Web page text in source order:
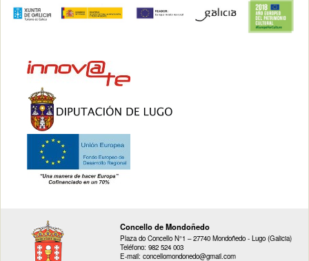
Concello de Mondoñedo
Plaza do Concello N°1 – 27740 Mondoñedo - Lugo (Galicia)
Teléfono: 982 524 003
E-mail: concellomondonedo@gmail.com